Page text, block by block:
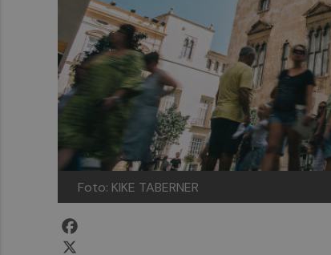
Foto: KIKE TABERNER